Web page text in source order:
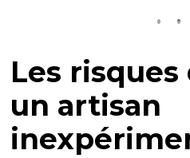
Les
un artisan